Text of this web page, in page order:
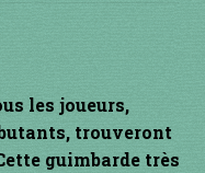
les joueurs,
trouveront
guimbarde très